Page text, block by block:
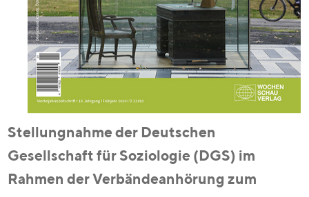
​​​​​​​Stellungnahme der Deutschen
Gesellschaft für Soziologie (DGS) im
Rahmen der Verbändeanhörung zum